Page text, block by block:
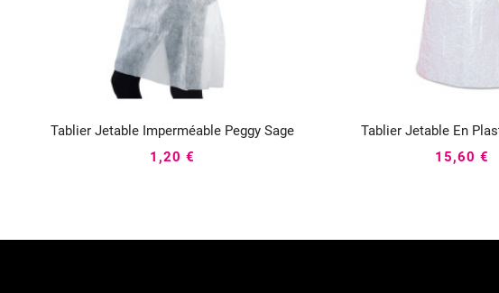
Tablier Jetable Imperméable Peggy Sage
1,20 €
Tablier Jetable En
15,60 €